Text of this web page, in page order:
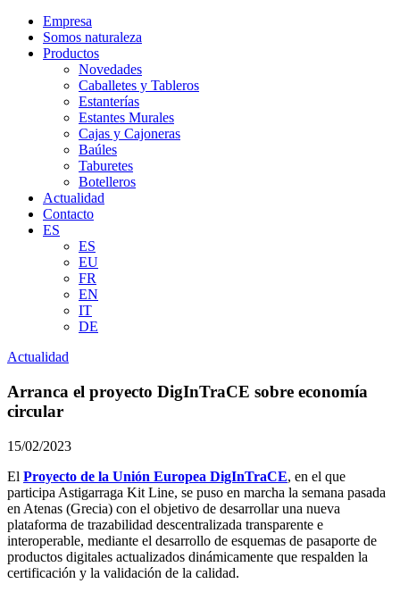
Empresa
Somos naturaleza
Productos
Novedades
Caballetes y Tableros
Estanterías
Estantes Murales
Cajas y Cajoneras
Baúles
Taburetes
Botelleros
Actualidad
Contacto
ES
ES
EU
FR
EN
IT
DE
Actualidad
Arranca el proyecto DigInTraCE sobre economía
circular
15/02/2023
El Proyecto de la Unión Europea DigInTraCE, en el que
participa Astigarraga Kit Line, se puso en marcha la semana pasada
en Atenas (Grecia) con el objetivo de desarrollar una nueva
plataforma de trazabilidad descentralizada transparente e
interoperable, mediante el desarrollo de esquemas de pasaporte de
productos digitales actualizados dinámicamente que respalden la
certificación y la validación de la calidad.